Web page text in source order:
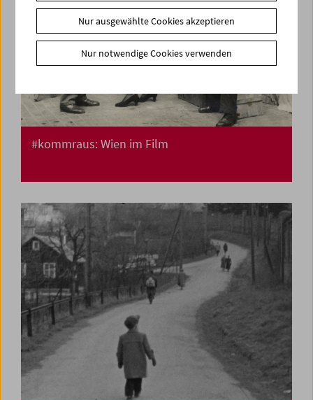
#kommraus: Wien im Film
Nur ausgewählte Cookies akzeptieren
Nur notwendige Cookies verwenden